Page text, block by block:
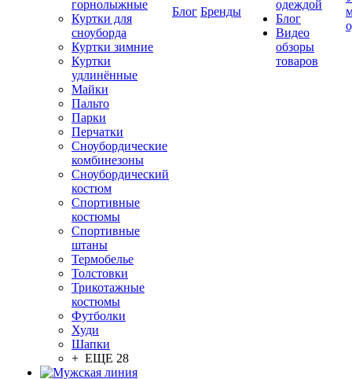
горнолыжные
Куртки для
сноуборда
Куртки зимние
Куртки
удлинённые
Майки
Пальто
Парки
Перчатки
Сноубордические
комбинезоны
Сноубордический
костюм
Спортивные
костюмы
Спортивные
штаны
Термобелье
Толстовки
Трикотажные
костюмы
Футболки
Худи
Шапки
+ ЕЩЕ 28
Блог Бренды
одеждой
Блог
Видео
обзоры
товаров